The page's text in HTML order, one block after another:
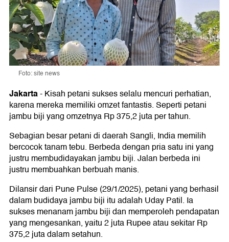
Foto: site news
Jakarta-Kisah petani sukses selalu mencuri perhatian,
karena mereka memiliki omzet fantastis. Seperti petani
jambu biji yang omzetnya Rp 375,2 juta per tahun.
Sebagian besar petani di daerah Sangli, India memilih
bercocok tanam tebu. Berbeda dengan pria satu ini yang
justru membudidayakan jambu biji. Jalan berbeda ini
justru membuahkan berbuah manis.
Dilansir dari Pune Pulse (29/1/2025), petani yang berhasil
dalam budidaya jambu biji itu adalah Uday Patil. Ia
sukses menanam jambu biji dan memperoleh pendapatan
yang mengesankan, yaitu 2 juta Rupee atau sekitar Rp
375,2 juta dalam setahun.